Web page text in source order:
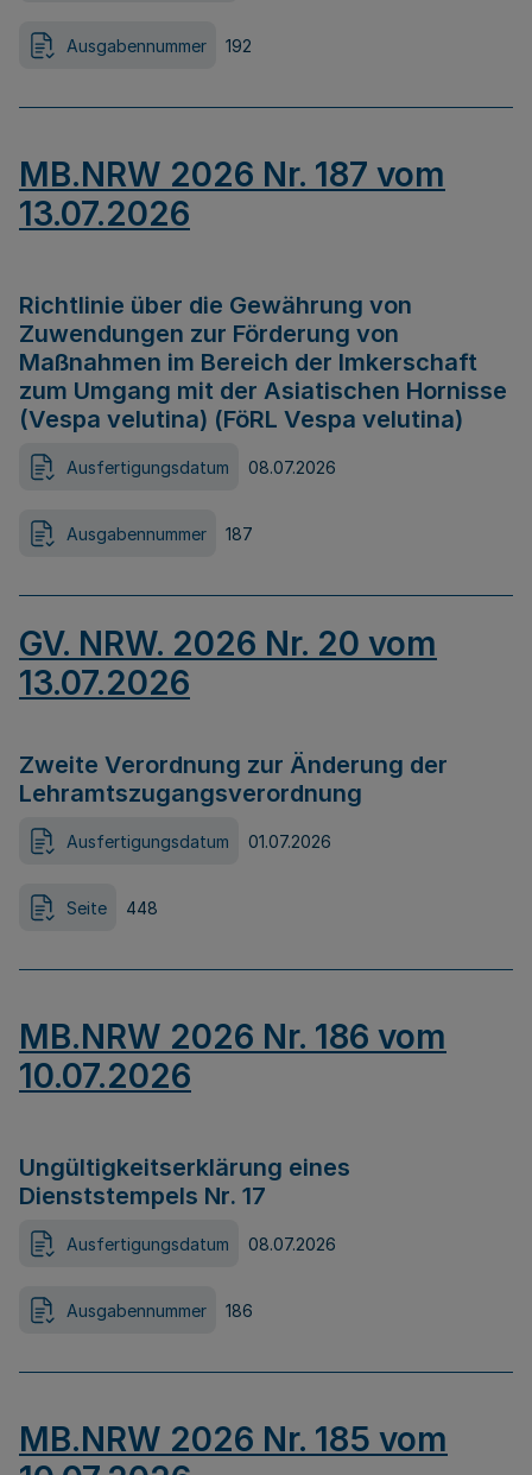
Ausgabennummer 192
MB.NRW 2026 Nr. 187 vom
13.07.2026
Richtlinie über die Gewährung von
Zuwendungen zur Förderung von
Maßnahmen im Bereich der Imkerschaft
zum Umgang mit der Asiatischen Hornisse
(Vespa velutina) (FöRL Vespa velutina)
Ausfertigungsdatum 08.07.2026
Ausgabennummer 187
GV. NRW. 2026 Nr. 20 vom
13.07.2026
Zweite Verordnung zur Änderung der
Lehramtszugangsverordnung
Ausfertigungsdatum 01.07.2026
Seite 448
MB.NRW 2026 Nr. 186 vom
10.07.2026
Ungültigkeitserklärung eines
Dienststempels Nr. 17
Ausfertigungsdatum 08.07.2026
Ausgabennummer 186
MB.NRW 2026 Nr. 185 vom